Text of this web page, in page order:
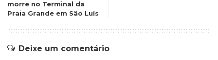
morre no Terminal da
Praia Grande em São Luís
Deixe um comentário